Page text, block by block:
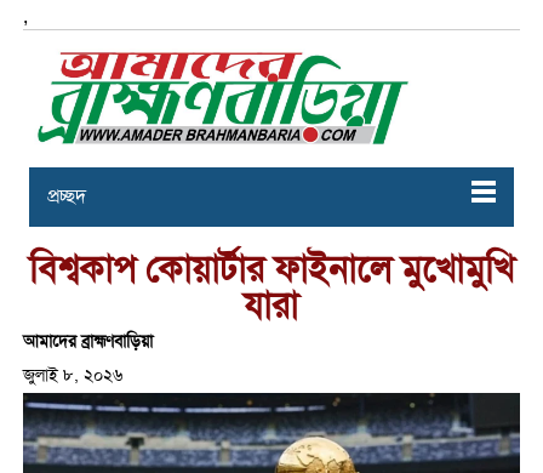
,
প্রচ্ছদ
বিশ্বকাপ কোয়ার্টার ফাইনালে মুখোমুখি
যারা
আমাদের ব্রাহ্মণবাড়িয়া
জুলাই ৮, ২০২৬